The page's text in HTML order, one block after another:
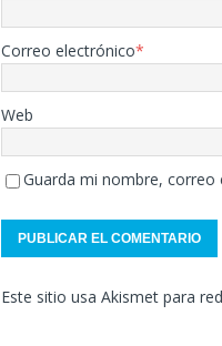
Correo electrónico*
Web
Guarda mi nombre, correo
Este sitio usa Akismet para